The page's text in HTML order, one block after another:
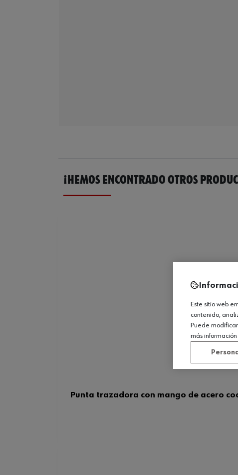
¡HEMOS ENCONTRADO OTROS
Punta trazadora con mango de acero
Este sitio web
contenido,
Puede
más